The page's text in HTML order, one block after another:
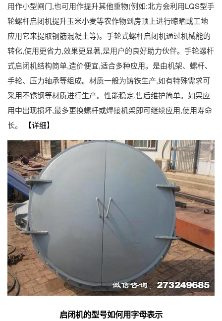
用作小型闸门,也可用作提升其他重物(例如:北方会利用LQS型手
轮螺杆启闭机提升玉米小麦等农作物到房顶上进行晾晒或工地
应用它来提取钢筋混凝土等)。手轮式螺杆启闭机通过机械能的
转化,使用更省力,效果更显著,是用户的良好助力伙伴。手轮螺杆
式启闭机结构简单,造价便宜,适合多种应用。是由机架、螺杆、
手轮、压力轴承等组成。材质一般为铸铁生产,如有特殊需求可
采用不锈钢等材质进行生产。性能稳定,售后维护简单。如果应
用中出现损坏,最多更换螺杆或焊接机架即可继续应用,使用寿命
长。
【详细】
启闭机的型号如何用字母表示